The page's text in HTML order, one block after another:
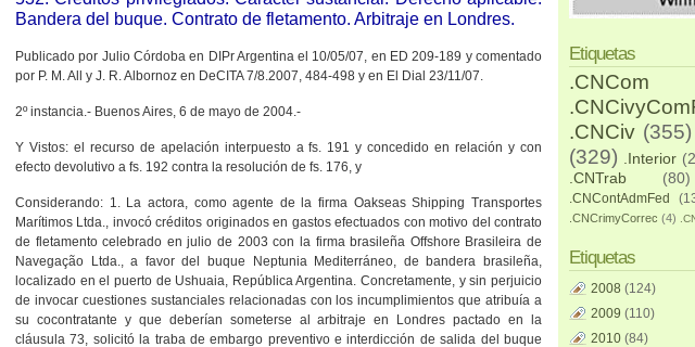
Bandera del buque. Contrato de fletamento. Arbitraje en Londres.
Publicado por Julio Córdoba en DIPr Argentina el 10/05/07, en ED 209-189 y comentado
por P. M. All y J. R. Albornoz en DeCITA 7/8.2007, 484-498 y en El Dial 23/11/07.
2º instancia.- Buenos Aires, 6 de mayo de 2004.-
Y Vistos: el recurso de apelación interpuesto a fs. 191 y concedido en relación y con
efecto devolutivo a fs. 192 contra la resolución de fs. 176, y
Considerando: 1. La actora, como agente de la firma Oakseas Shipping Transportes
Marítimos Ltda., invocó créditos originados en gastos efectuados con motivo del contrato
de fletamento celebrado en julio de 2003 con la firma brasileña Offshore Brasileira de
Navegação
Ltda., a favor del buque Neptunia Mediterráneo, de bandera brasileña,
localizado en el puerto de Ushuaia, República Argentina. Concretamente, y sin perjuicio
de invocar cuestiones sustanciales relacionadas con los incumplimientos que atribuía a
su cocontratante y que deberían someterse al arbitraje en Londres pactado en la
cláusula 73, solicitó la traba de embargo preventivo e interdicción de salida del buque
Etiquetas
.CNCom
.CNCiv (355)
(329)
.Interior
.CNTrab
(80)
.CNContAdmFed
.CNCrimyCorrec (4)
Etiquetas
2008 (124)
2009 (110)
2010 (84)